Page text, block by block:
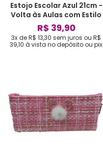
Estojo Escolar Azul 21cm -
Volta às Aulas com Estilo
R$ 39,90
3x de R$ 13,30 sem juros ou R$
39,10 à vista no depósito ou pix